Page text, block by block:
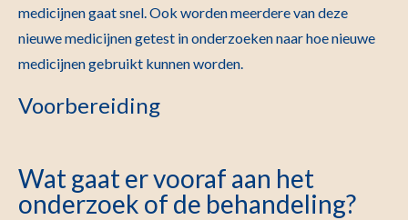
medicijnen gaat snel. Ook worden meerdere van deze
nieuwe medicijnen getest in onderzoeken naar hoe nieuwe
medicijnen gebruikt kunnen worden.
Voorbereiding
Wat gaat er vooraf aan het
onderzoek of de behandeling?